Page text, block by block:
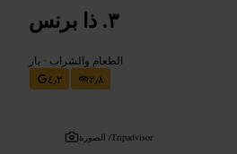
ذا برنس
الطعام والشراب • بار
٤٫٢
٢٫٨
الصورة /Tripadvisor